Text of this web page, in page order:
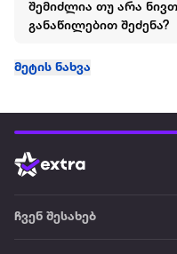
შემიძლია თუ არა
განაწილებით შეძენა?
მეტის ნახვა
ჩვენ შესახებ